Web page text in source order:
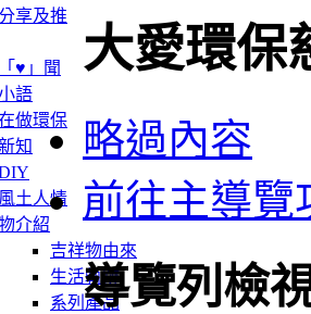
享及推
♥」聞
語
做環保
知
土人情
介紹
吉祥物由來
生活軌跡
系列產品
大愛環保
略過內容
前往主導覽
導覽列檢